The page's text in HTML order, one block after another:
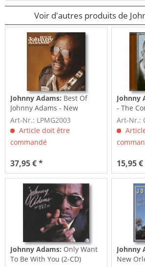
Voir d'autres produits de
Johnny Adams: Best Of
Johnny Adams - New
Orleans Tan Canary...
Art-Nr.: LPMG2003
Article doit être
commandé
37,95 € *
Johnny
- The
Art-Nr.:
15,95
Johnny Adams: Only Want
To Be With You (2-CD)
Johnny
New